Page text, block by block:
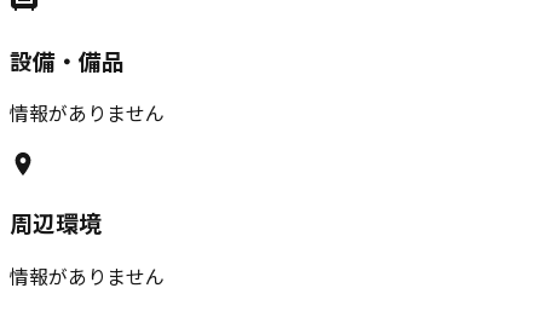
設備・備品
情報がありません
周辺環境
情報がありません